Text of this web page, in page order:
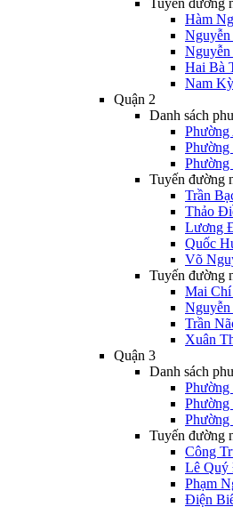
Tuyến đường
Hàm
Hai Bà
Nam
Quận 2
Danh sách
Phường
Tuyến đường
Trần
Thảo
Lương
Quốc
Võ
Tuyến đường
Mai
Nguyễn
Trần
Xuân
Quận 3
Danh sách
Phường
Phường
Tuyến đường
Công
Lê Quý
Phạm
Điện